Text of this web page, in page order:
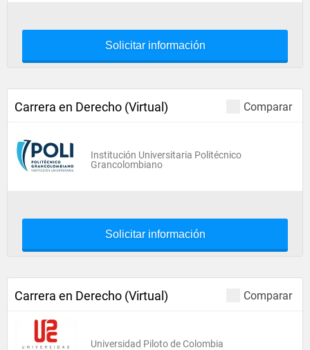
Solicitar información
Comparar
Carrera en Derecho (Virtual)
Institución Universitaria Politécnico
Grancolombiano
Solicitar información
Comparar
Carrera en Derecho (Virtual)
Universidad Piloto de Colombia